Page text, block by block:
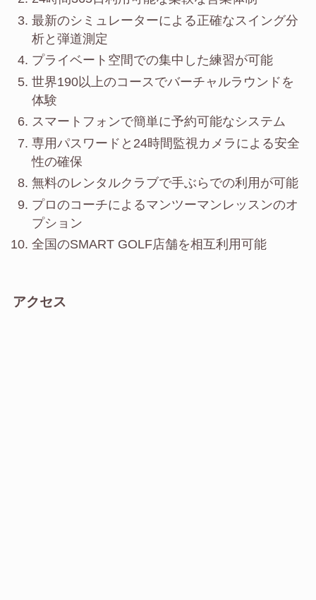
最新のシミュレーターによる正確なスイング分
析と弾道測定
プライベート空間での集中した練習が可能
世界190以上のコースでバーチャルラウンドを
体験
スマートフォンで簡単に予約可能なシステム
専用パスワードと24時間監視カメラによる安全
性の確保
無料のレンタルクラブで手ぶらでの利用が可能
プロのコーチによるマンツーマンレッスンのオ
プション
全国のSMART GOLF店舗を相互利用可能
アクセス